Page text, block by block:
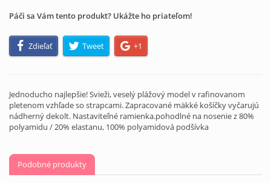
Páči sa Vám tento produkt? Ukážte ho priateľom!
Zdieľať Tweet +1
Jednoducho najlepšie! Svieži, veselý plážový model v rafinovanom
pletenom vzhľade so strapcami. Zapracované mäkké košíčky vyčarujú
nádherný dekolt. Nastaviteľné ramienka.pohodlné na nosenie z 80%
polyamidu / 20% elastanu, 100% polyamidová podšívka
Podobné produkty